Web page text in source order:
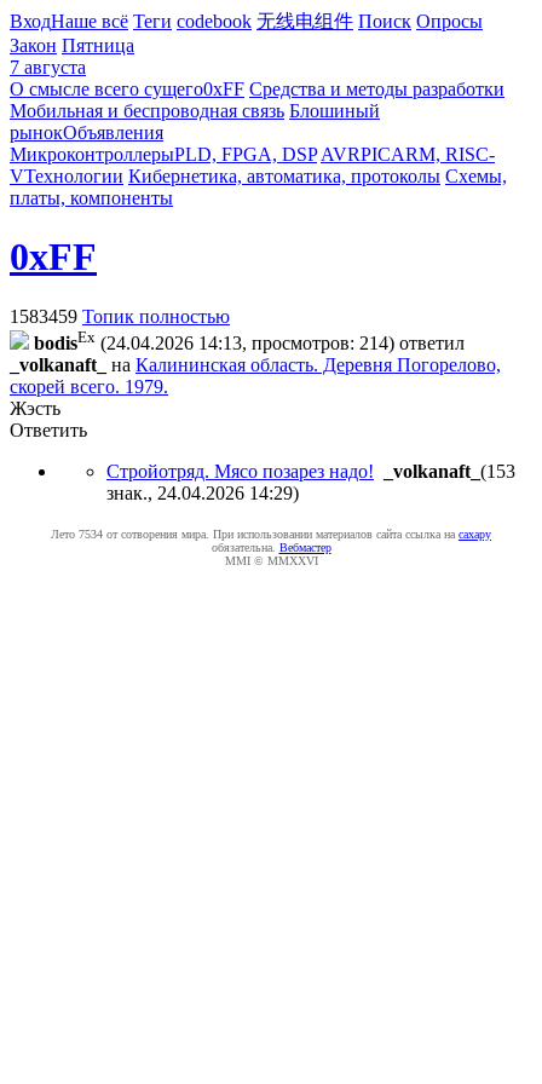
ВходНаше всё Теги codebook 无线电组件 Поиск Опросы
Закон Пятница
7 августа
О смысле всего сущего0xFF Средства и методы разработки
Мобильная и беспроводная связь Блошиный
рынокОбъявления
МикроконтроллерыPLD, FPGA, DSP AVRPICARM, RISC-
VТехнологии Кибернетика, автоматика, протоколы Схемы,
платы, компоненты
0xFF
1583459 Топик полностью
bodisEx (24.04.2026 14:13, просмотров: 214) ответил
_volkanaft_
на Калининская область. Деревня Погорелово,
скорей всего. 1979.
Жэсть
Ответить
Стройотряд. Мясо позарез надо!
_volkanaft_ (153
знак., 24.04.2026 14:29)
Лето 7534 от сотворения мира. При использовании материалов сайта ссылка на caxapу
обязательна. Вебмастер
MMI © MMXXVI